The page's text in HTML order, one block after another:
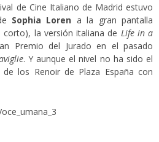
de Cine Italiano de Madrid estuvo
Sophia Loren a la gran pantalla
la versión italiana de Life in a
Premio del Jurado en el pasado
. Y aunque el nivel no ha sido el
los Renoir de Plaza España con